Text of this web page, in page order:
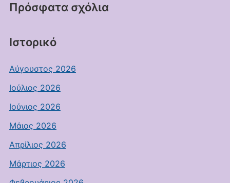
Πρόσφατα σχόλια
Ιστορικό
Αύγουστος 2026
Ιούλιος 2026
Ιούνιος 2026
Μάιος 2026
Απρίλιος 2026
Μάρτιος 2026